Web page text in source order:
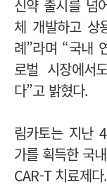
신약 출시를 넘
체 개발하고 상
례”라며 “국내
로벌 시장에서
다”고 밝혔다.
림카토는 지난
가를 획득한 국
CAR-T 치료제다.